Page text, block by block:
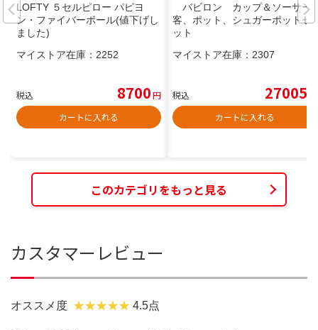
LOFTY ５セルピロー パピヨ
ン・ファイバーボール(値下げし
ました)
マイストア在庫： 2252
税込 8700円
カートに入れる
バビロン カップ＆ソーサー2
客、ポット、シュガーポットセ
ット
マイストア在庫： 2307
税込 27005
カートに入れる
このカテゴリをもっと見る
カスタマーレビュー
オススメ度 4.5点